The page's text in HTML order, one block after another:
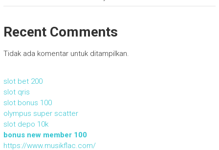
Recent Comments
Tidak ada komentar untuk ditampilkan.
slot bet 200
slot qris
slot bonus 100
olympus super scatter
slot depo 10k
bonus new member 100
https://www.musikflac.com/